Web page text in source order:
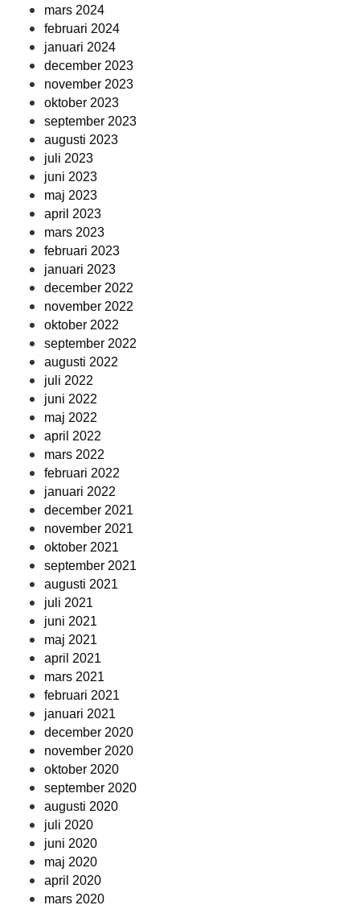
mars 2024
februari 2024
januari 2024
december 2023
november 2023
oktober 2023
september 2023
augusti 2023
juli 2023
juni 2023
maj 2023
april 2023
mars 2023
februari 2023
januari 2023
december 2022
november 2022
oktober 2022
september 2022
augusti 2022
juli 2022
juni 2022
maj 2022
april 2022
mars 2022
februari 2022
januari 2022
december 2021
november 2021
oktober 2021
september 2021
augusti 2021
juli 2021
juni 2021
maj 2021
april 2021
mars 2021
februari 2021
januari 2021
december 2020
november 2020
oktober 2020
september 2020
augusti 2020
juli 2020
juni 2020
maj 2020
april 2020
mars 2020